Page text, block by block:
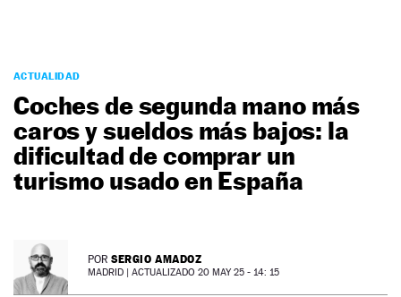
PODCAST
MOTOS
TECNOLOGÍA
SUPERCOCHES
MOTORTV
NEWSLETTER
ACTUALIDAD
Coches de segunda mano más
caros y sueldos más bajos: la
dificultad de comprar un
turismo usado en España
POR SERGIO AMADOZ
MADRID | ACTUALIZADO 20 MAY 25 - 14: 15